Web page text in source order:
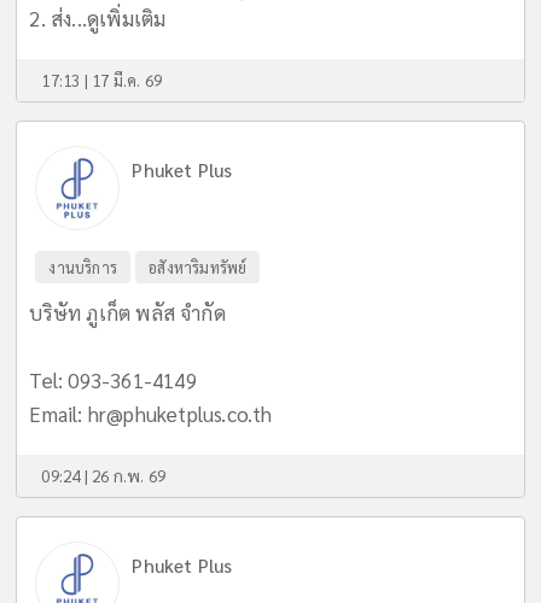
2. ส่ง...ดูเพิ่มเติม
17:13 | 17 มี.ค. 69
Phuket Plus
งานบริการ อสังหาริมทรัพย์
บริษัท ภูเก็ต พลัส จำกัด
Tel: 093-361-4149
Email: hr@phuketplus.co.th
09:24 | 26 ก.พ. 69
Phuket Plus